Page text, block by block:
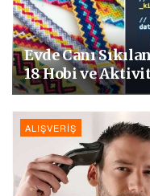
Evde Canı
18 Hobi ve
ALIŞVERIŞ